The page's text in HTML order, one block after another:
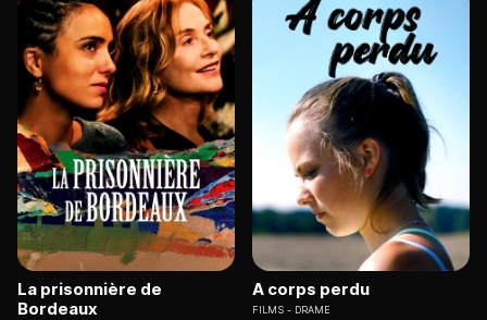
La prisonnière de
Bordeaux
A corps perdu
FILMS DRAME